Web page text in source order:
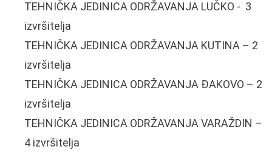
TEHNIČKA JEDINICA ODRŽAVANJA LUČKO - 3
izvršitelja
TEHNIČKA JEDINICA ODRŽAVANJA KUTINA – 2
izvršitelja
TEHNIČKA JEDINICA ODRŽAVANJA ĐAKOVO – 2
izvršitelja
TEHNIČKA JEDINICA ODRŽAVANJA VARAŽDIN –
4 izvršitelja